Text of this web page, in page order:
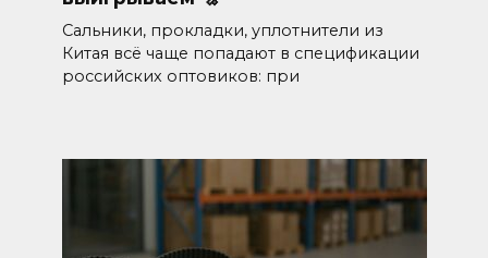
Сальники, прокладки, уплотнители из
Китая всё чаще попадают в спецификации
российских оптовиков: при